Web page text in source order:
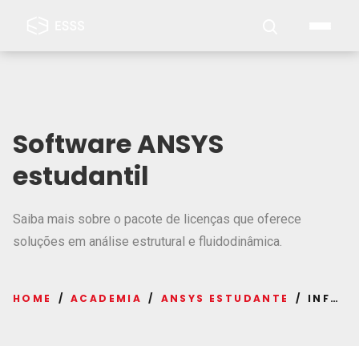
Software ANSYS
estudantil
Saiba mais sobre o pacote de licenças que oferece
soluções em análise estrutural e fluidodinâmica.
HOME ACADEMIA ANSYS ESTUDANTE INFORMAÇÕES